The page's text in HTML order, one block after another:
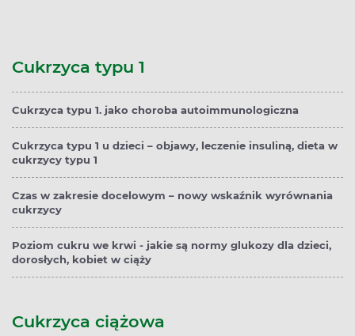
Cukrzyca typu 1
Cukrzyca typu 1. jako choroba autoimmunologiczna
Cukrzyca typu 1 u dzieci – objawy, leczenie insuliną, dieta w
cukrzycy typu 1
Czas w zakresie docelowym – nowy wskaźnik wyrównania
cukrzycy
Poziom cukru we krwi - jakie są normy glukozy dla dzieci,
dorosłych, kobiet w ciąży
Cukrzyca ciążowa